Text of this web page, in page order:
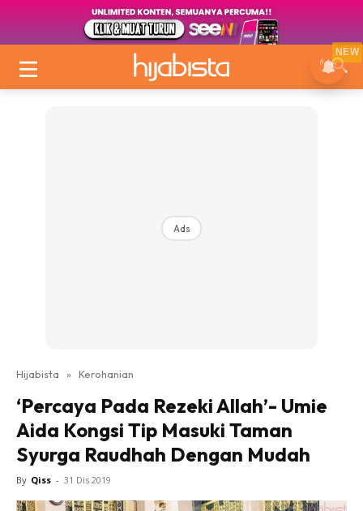
Ads
Hijabista » Kerohanian
‘Percaya Pada Rezeki Allah’- Umie
Aida Kongsi Tip Masuki Taman
Syurga Raudhah Dengan Mudah
By Qiss - 31 Dis 2019
NEW